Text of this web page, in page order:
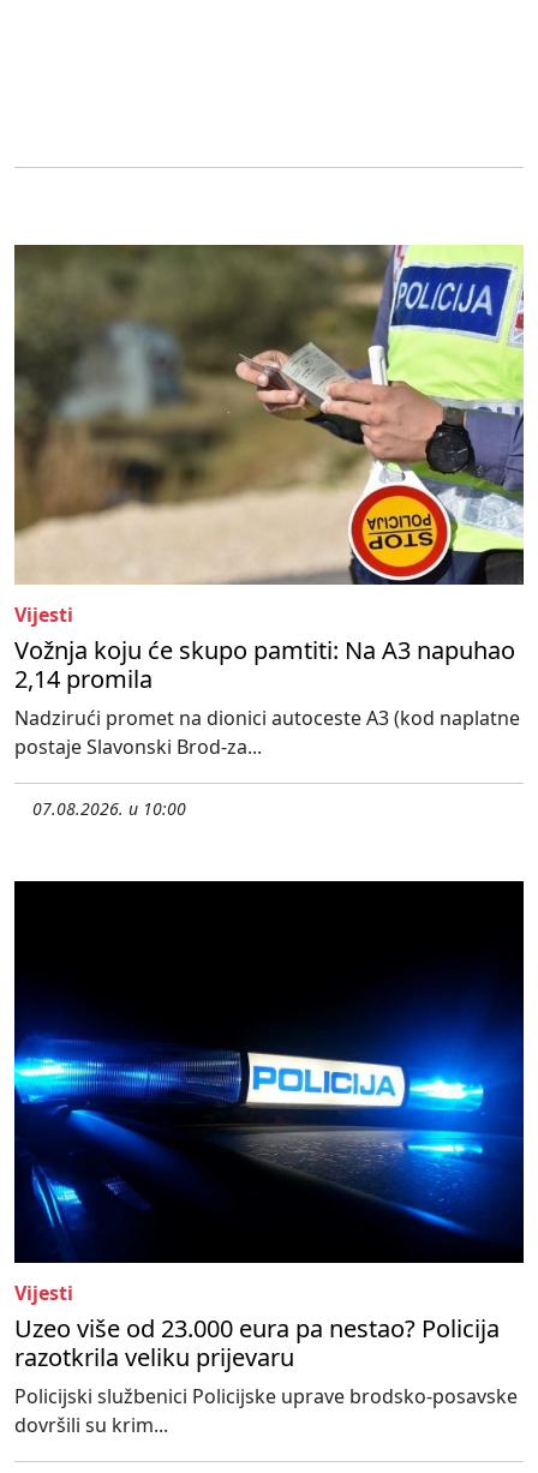
Vijesti
Vožnja koju će skupo pamtiti: Na A3 napuhao
2,14 promila
Nadzirući promet na dionici autoceste A3 (kod naplatne
postaje Slavonski Brod-za...
07.08.2026. u 10:00
Vijesti
Uzeo više od 23.000 eura pa nestao? Policija
razotkrila veliku prijevaru
Policijski službenici Policijske uprave brodsko-posavske
dovršili su krim...